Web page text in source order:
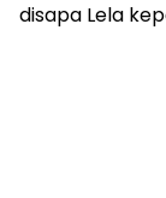
disapa Lela